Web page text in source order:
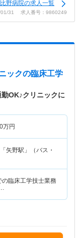
野病院の求人一覧
01/31 求人番号：9860249
ックの臨床工学
OK♪クリニックに
万円
矢野駅」（バス・
の臨床工学技士業務